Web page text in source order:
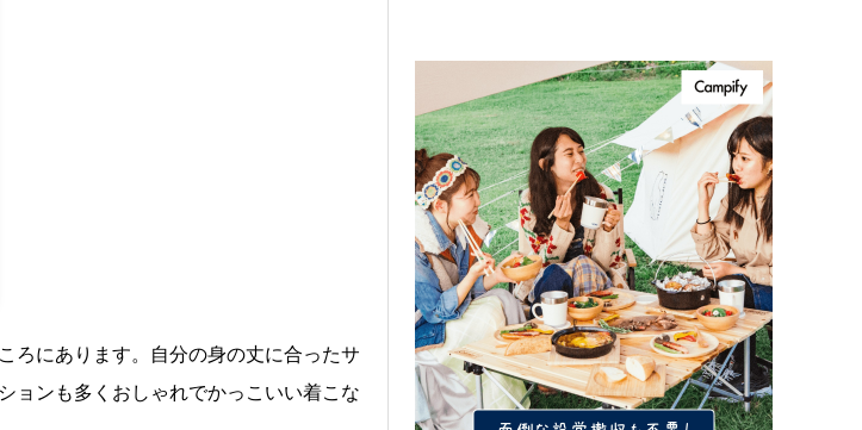
ろにあります。自分の身の丈に合ったサ
ョンも多くおしゃれでかっこいい着こな